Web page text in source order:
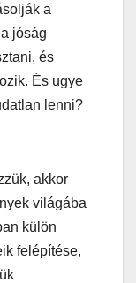
a
jóság
és
És ugye
lenni?
akkor
világába
külön
felépítése,